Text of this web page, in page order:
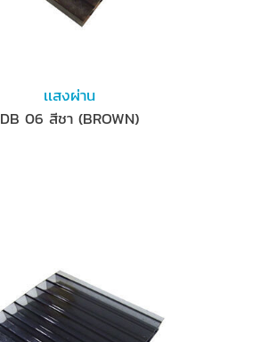
เเสงผ่าน
DB 06 สีชา (BROWN)